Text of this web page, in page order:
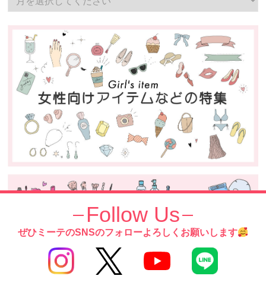
Follow Us
ぜひミーテのSNSのフォローよろしくお願いします